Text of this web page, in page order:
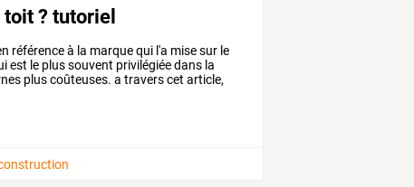
? tutoriel
référenceà la marquequi l'a misesur le
est le plussouvent privilégiéedans la
pluscoûteuses. a traverscet article,